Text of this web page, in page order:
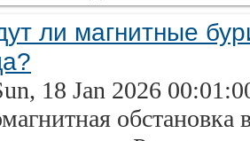
ли магнитные
18 Jan 2026